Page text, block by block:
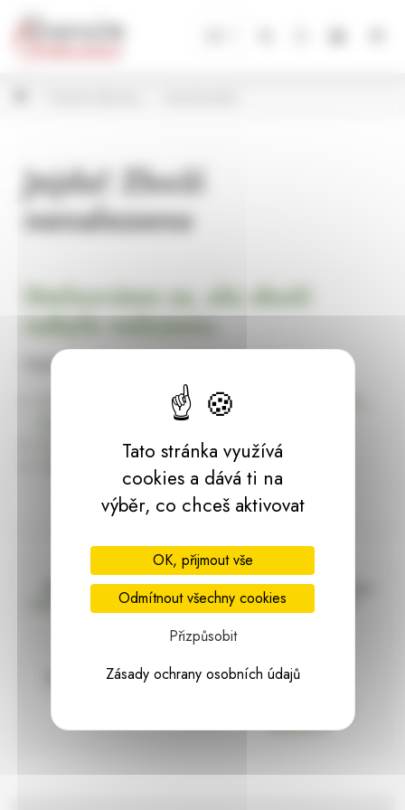
Jejda! Zboží
nenalezeno
Omlouváme se, ale zboží
nebylo nalezeno.
Pokračujte na
Úvodní stránku Dekorace, bytové a zahradní doplňky,
dárky | HARASIM.info
Doprava zdarma
nad 2000 Kč bez DPH
Vše máme skladem
Ihned k odeslání
97% hodnocení Zásilka pod
Panel pro správu cookies
Tato stránka využívá
cookies a dává ti na
výběr, co chceš aktivovat
OK, přijmout vše
Odmítnout všechny cookies
Přizpůsobit
Zásady ochrany osobních údajů